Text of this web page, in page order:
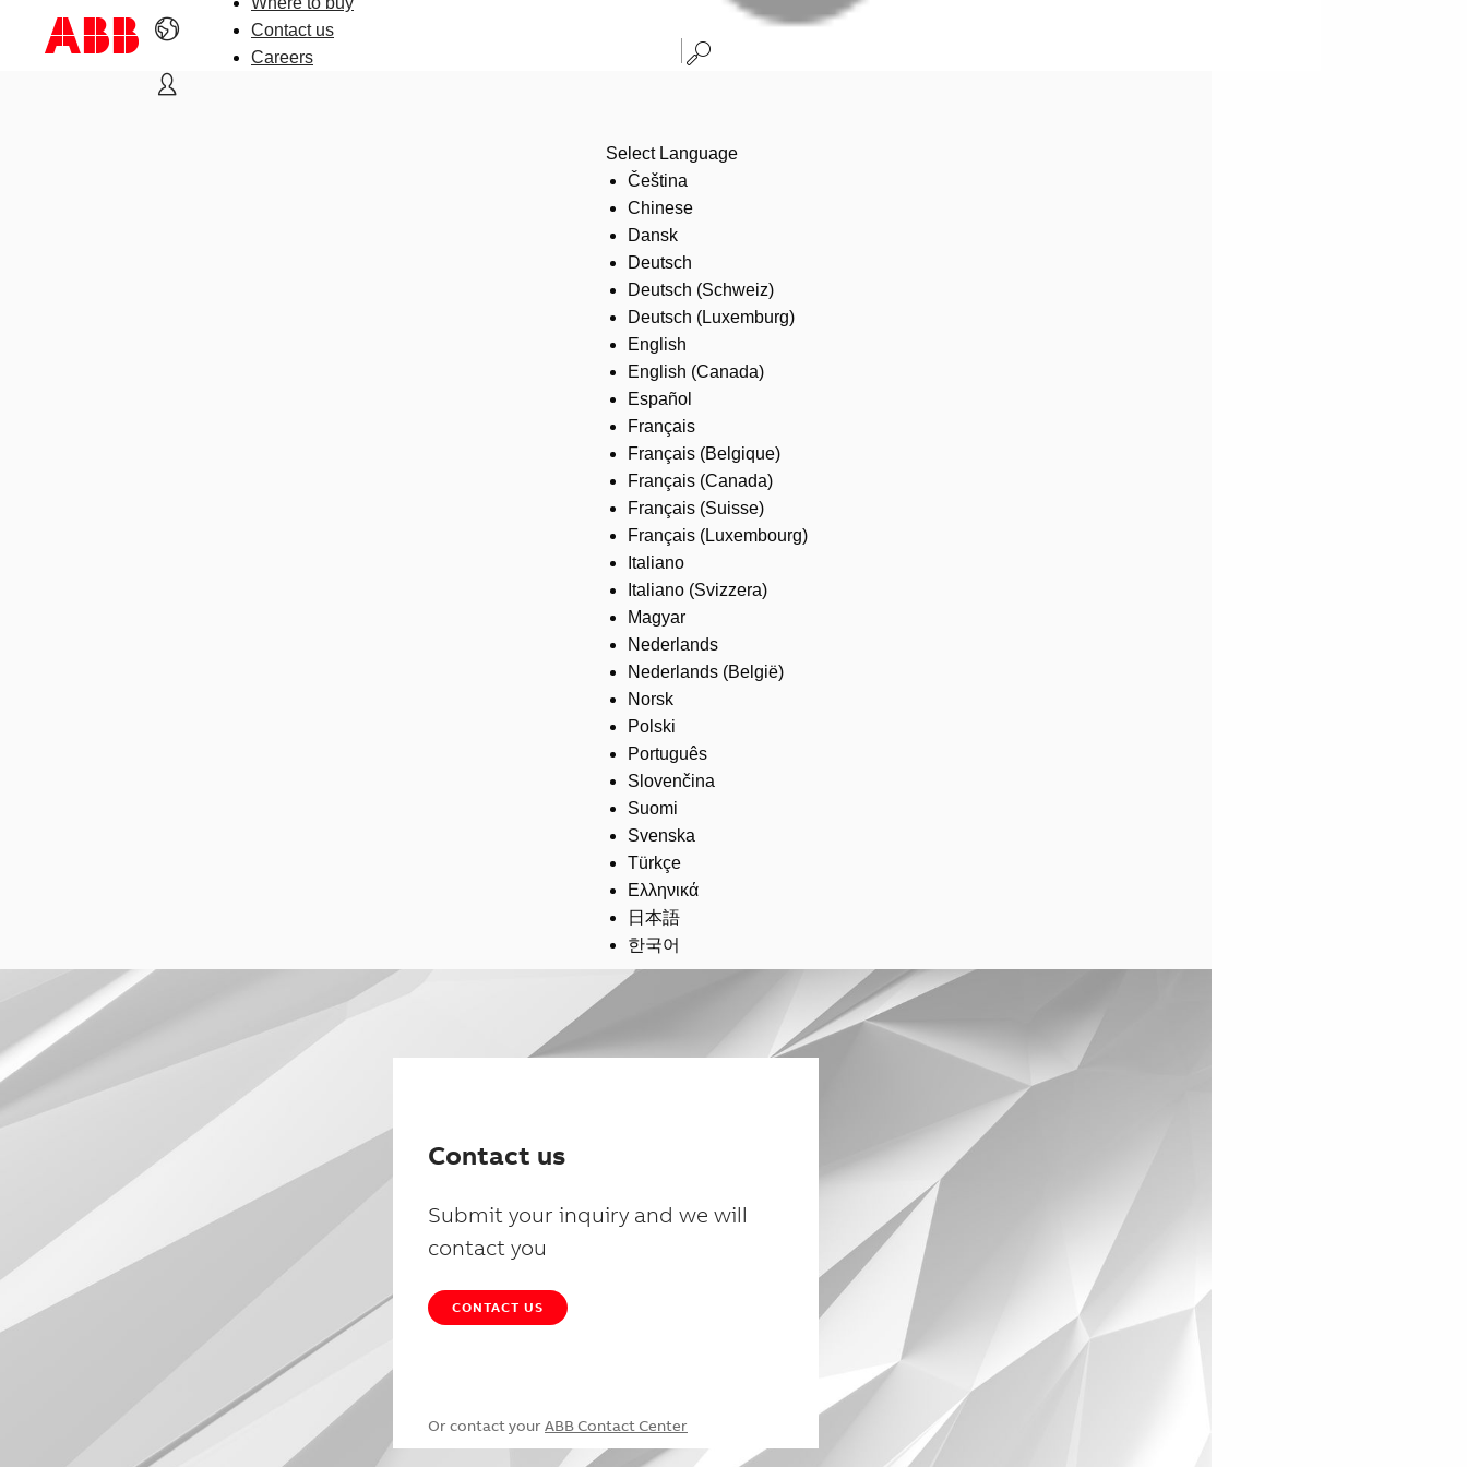
Contact us
Careers
Select Language
Čeština
Chinese
Dansk
Deutsch
Deutsch (Schweiz)
Deutsch (Luxemburg)
English
English (Canada)
Español
Français
Français (Belgique)
Français (Canada)
Français (Suisse)
Français (Luxembourg)
Italiano
Italiano (Svizzera)
Magyar
Nederlands
Nederlands (België)
Norsk
Polski
Português
Slovenčina
Suomi
Svenska
Türkçe
Ελληνικά
日本語
한국어
Contact us
Submit your inquiry and we will
contact you
CONTACT US
Or contact your ABB Contact Center